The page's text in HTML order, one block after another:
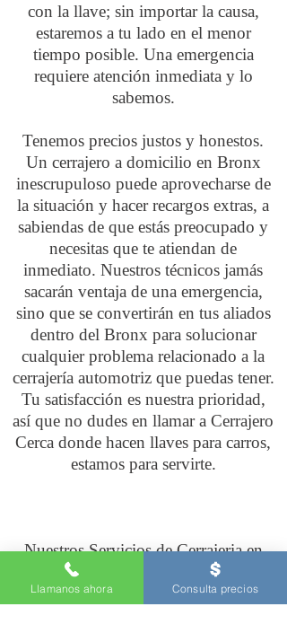
con la llave; sin importar la causa,
estaremos a tu lado en el menor
tiempo posible. Una emergencia
requiere atención inmediata y lo
sabemos.
Tenemos precios justos y honestos.
Un cerrajero a domicilio en Bronx
inescrupuloso puede aprovecharse de
la situación y hacer recargos extras, a
sabiendas de que estás preocupado y
necesitas que te atiendan de
inmediato. Nuestros técnicos jamás
sacarán ventaja de una emergencia,
sino que se convertirán en tus aliados
dentro del Bronx para solucionar
cualquier problema relacionado a la
cerrajería automotriz que puedas tener.
Tu satisfacción es nuestra prioridad,
así que no dudes en llamar a Cerrajero
Cerca donde hacen llaves para carros,
estamos para servirte.
Nuestros Servicios de Cerrajeria en
Llamanos ahora Consulta precios